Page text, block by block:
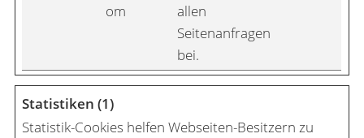
om
allen
Seitenanfragen
bei.
Statistiken (1)
Statistik-Cookies helfen Webseiten-Besitzern zu